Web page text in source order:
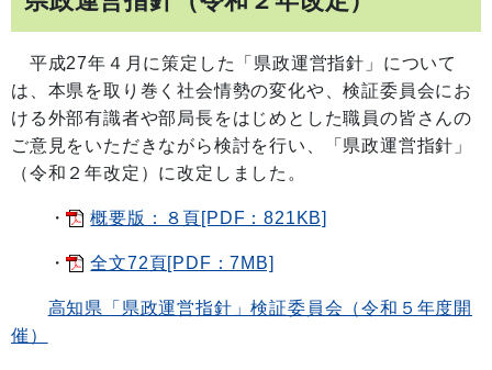
平成27年４月に策定した「県政運営指針」について
は、本県を取り巻く社会情勢の変化や、検証委員会にお
ける外部有識者や部局長をはじめとした職員の皆さんの
ご意見をいただきながら検討を行い、「県政運営指針」
（令和２年改定）に改定しました。
・ 概要版：８頁[PDF：821KB]
・ 全文72頁[PDF：7MB]
高知県「県政運営指針」検証委員会（令和５年度開
催）